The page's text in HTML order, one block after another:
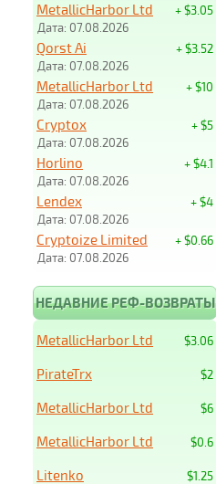
+ $3.05
MetallicHarbor Ltd
Дата: 07.08.2026
+ $3.52
Qorst Ai
Дата: 07.08.2026
+ $10
MetallicHarbor Ltd
Дата: 07.08.2026
+ $5
Cryptox
Дата: 07.08.2026
+ $4.1
Horlino
Дата: 07.08.2026
+ $4
Lendex
Дата: 07.08.2026
+ $0.66
Cryptoize Limited
Дата: 07.08.2026
НЕДАВНИЕ РЕФ-ВОЗВРАТЫ
$3.06
MetallicHarbor Ltd
$2
PirateTrx
$6
MetallicHarbor Ltd
$0.6
MetallicHarbor Ltd
$1.25
Litenko